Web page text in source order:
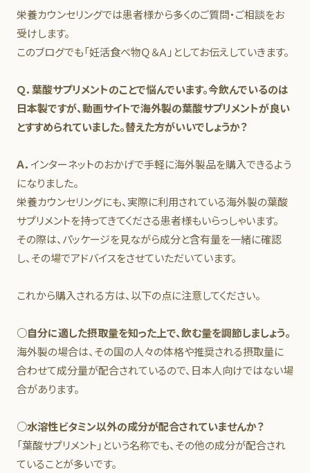
栄養カウンセリングでは患者様から多くのご質問・ご相談をお
受けします。
このブログでも「妊活食べ物Ｑ＆Ａ」としてお伝えしていきます。
Ｑ．葉酸サプリメントのことで悩んでいます。今飲んでいるのは
日本製ですが、動画サイトで海外製の葉酸サプリメントが良い
とすすめられていました。替えた方がいいでしょうか？
Ａ．インターネットのおかげで手軽に海外製品を購入できるよう
になりました。
栄養カウンセリングにも、実際に利用されている海外製の葉酸
サプリメントを持ってきてくださる患者様もいらっしゃいます。
その際は、パッケージを見ながら成分と含有量を一緒に確認
し、その場でアドバイスをさせていただいています。
これから購入される方は、以下の点に注意してください。
○自分に適した摂取量を知った上で、飲む量を調節しましょう。
海外製の場合は、その国の人々の体格や推奨される摂取量に
合わせて成分量が配合されているので、日本人向けではない場
合があります。
○水溶性ビタミン以外の成分が配合されていませんか？
「葉酸サプリメント」という名称でも、その他の成分が配合され
ていることが多いです。